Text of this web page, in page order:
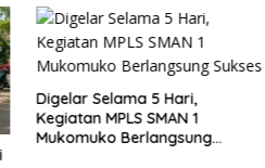
Pemdes Talang Kuning Gelar
Rembug Stunting